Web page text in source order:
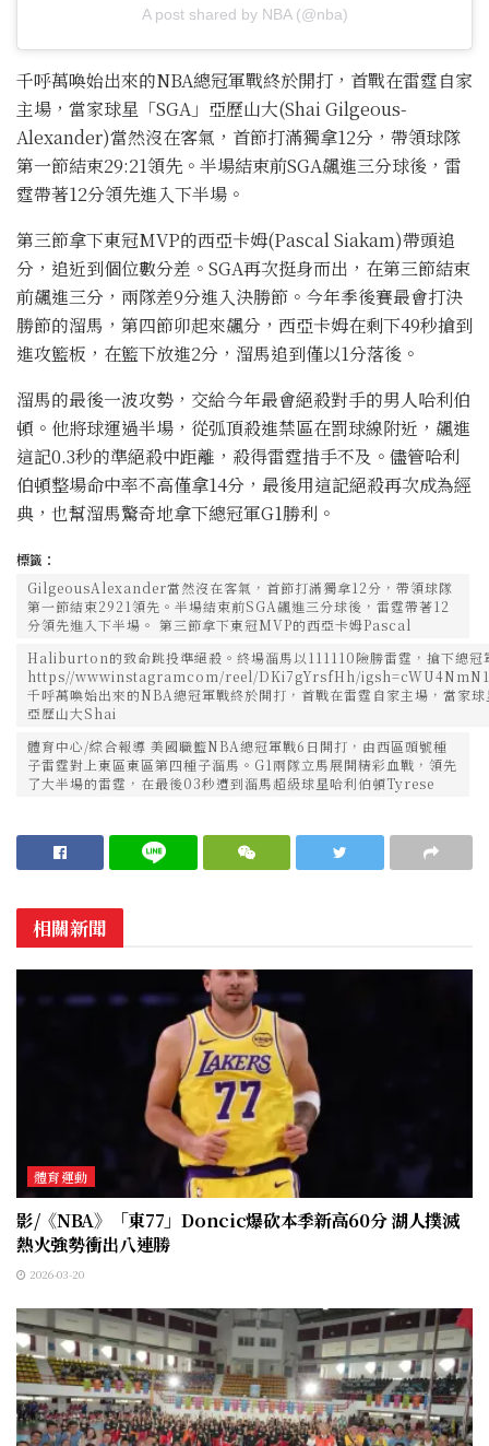
A post shared by NBA (@nba)
千呼萬喚始出來的NBA總冠軍戰終於開打，首戰在雷霆自家
主場，當家球星「SGA」亞歷山大(Shai Gilgeous-
Alexander)當然沒在客氣，首節打滿獨拿12分，帶領球隊
第一節結束29:21領先。半場結束前SGA飆進三分球後，雷
霆帶著12分領先進入下半場。
第三節拿下東冠MVP的西亞卡姆(Pascal Siakam)帶頭追
分，追近到個位數分差。SGA再次挺身而出，在第三節結束
前飆進三分，兩隊差9分進入決勝節。今年季後賽最會打決
勝節的溜馬，第四節卯起來飆分，西亞卡姆在剩下49秒搶到
進攻籃板，在籃下放進2分，溜馬追到僅以1分落後。
溜馬的最後一波攻勢，交給今年最會絕殺對手的男人哈利伯
頓。他將球運過半場，從弧頂殺進禁區在罰球線附近，飆進
這記0.3秒的準絕殺中距離，殺得雷霆措手不及。儘管哈利
伯頓整場命中率不高僅拿14分，最後用這記絕殺再次成為經
典，也幫溜馬驚奇地拿下總冠軍G1勝利。
標籤：
GilgeousAlexander當然沒在客氣，首節打滿獨拿12分，帶領球隊
第一節結束2921領先。半場結束前SGA飆進三分球後，雷霆帶著12
分領先進入下半場。 第三節拿下東冠MVP的西亞卡姆Pascal
Haliburton的致命跳投準絕殺。終場溜馬以111110險勝雷霆，搶下總冠
https//wwwinstagramcom/reel/DKi7gYrsfHh/
千呼萬喚始出來的NBA總冠軍戰終於開打，首戰在雷霆自家主場，當家
亞歷山大Shai
體育中心/綜合報導 美國職籃NBA總冠軍戰6日開打，由西區頭號種
子雷霆對上東區東區第四種子溜馬。G1兩隊立馬展開精彩血戰，領先
了大半場的雷霆，在最後03秒遭到溜馬超級球星哈利伯頓Tyrese
相關新聞
體育運動
影/《NBA》「東77」Doncic爆砍本季新高60分 湖人撲滅
熱火強勢衝出八連勝
2026-03-20